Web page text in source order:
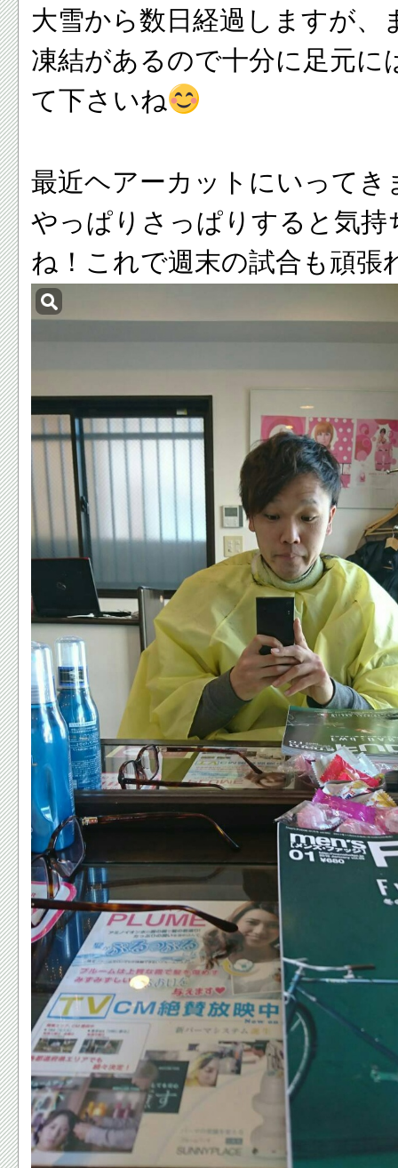
大雪から数日経過しますが、
凍結があるので十分に足元に
て下さいね
最近ヘアーカットにいってき
やっぱりさっぱりすると気持
ね！これで週末の試合も頑張